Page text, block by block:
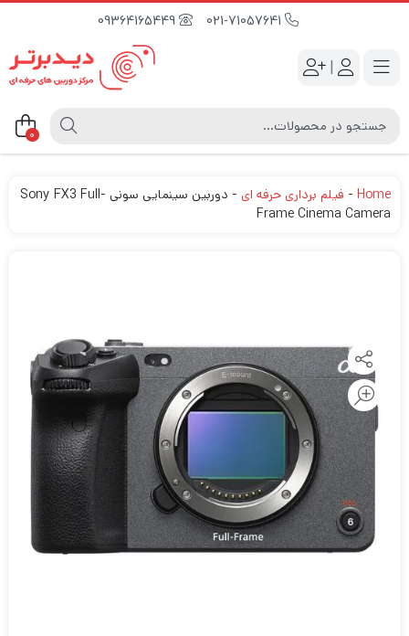
09364165449
|
0
Home
- فیلم برداری حرفه ای -
دوربین سینمایی سونی Sony FX3 Full-
Frame Cinema Camera